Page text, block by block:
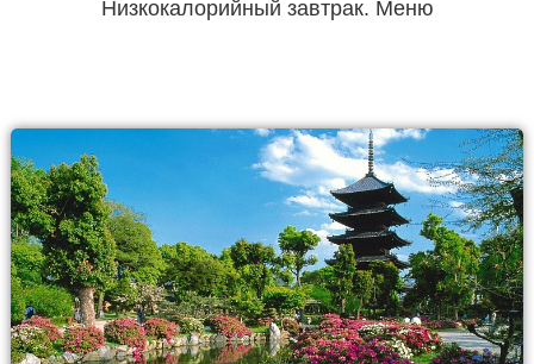
Низкокалорийный завтрак. Меню